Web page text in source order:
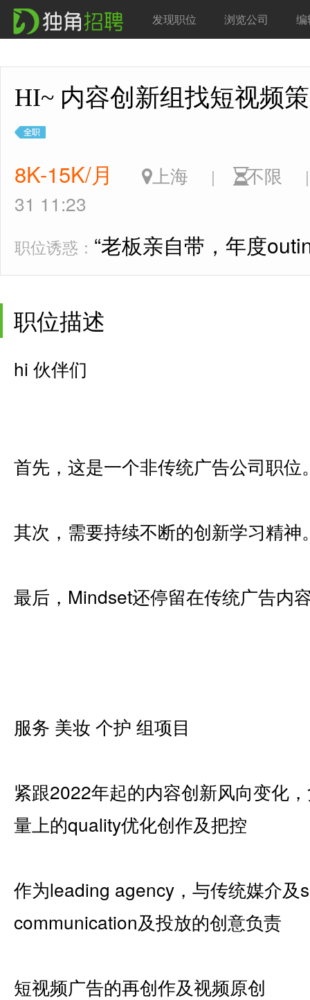
发现职位 浏览公司 编
HI~ 内容创新组找短视
8K-15K/月 上海 | 不限 |
31 11:23
职位诱惑： “老板亲自带，年度
职位描述
hi 伙伴们
首先，这是一个非传统广告公司职位
其次，需要持续不断的创新学习精神
最后，Mindset还停留在传统广告内
服务 美妆 个护 组项目
紧跟2022年起的内容创新风向变化
量上的quality优化创作及把控
作为leading agency，与传统媒介及
communication及投放的创意负责
短视频广告的再创作及视频原创